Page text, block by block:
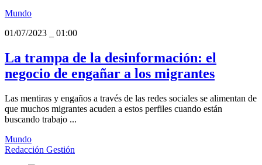
Mundo
01/07/2023
01:00
La trampa de la desinformación: el
negocio de engañar a los migrantes
Las mentiras y engaños a través de las redes sociales se alimentan de
que muchos migrantes acuden a estos perfiles cuando están
buscando trabajo ...
Mundo
Redacción Gestión